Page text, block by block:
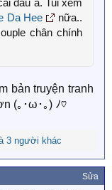
đầu á. Tui xem
Da Hee
nữa..
chân chính
bản truyện tranh
(⁠｡⁠･⁠ω⁠･⁠｡⁠) ⁠ﾉ⁠♡
3 người khác
Sửa